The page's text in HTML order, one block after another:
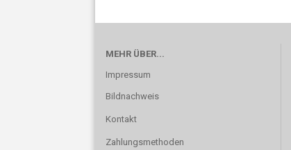
MEHR ÜBER...
Impressum
Bildnachweis
Kontakt
Zahlungsmethoden